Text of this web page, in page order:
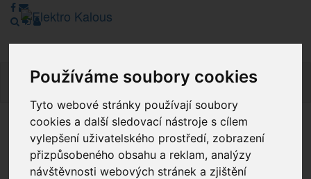
Používáme soubory cookies
Tyto webové stránky používají soubory
cookies a další sledovací nástroje s cílem
vylepšení uživatelského prostředí, zobrazení
přizpůsobeného obsahu a reklam, analýzy
návštěvnosti webových stránek a zjištění
Vážení zákazníci, v tuto chvíli je Náš internetový obchod v
režimu Katalogu. Objednávky on-line nyní nelze vyřídit.
Děkujeme za pochopení.